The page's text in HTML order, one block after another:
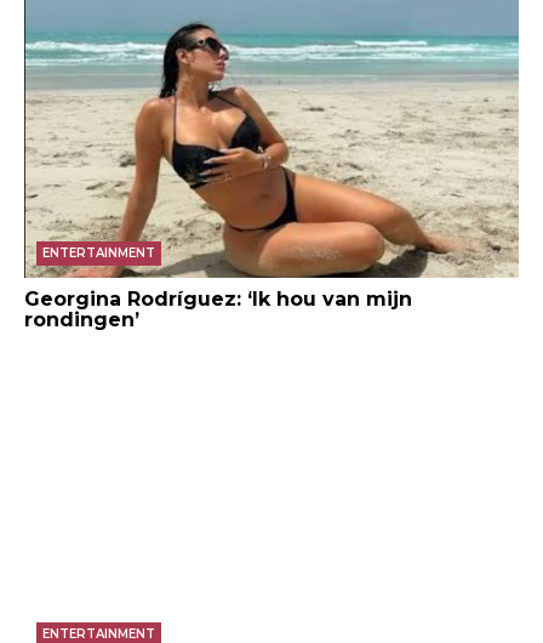
ENTERTAINMENT
Georgina Rodríguez: ‘Ik hou van mijn
rondingen’
ENTERTAINMENT